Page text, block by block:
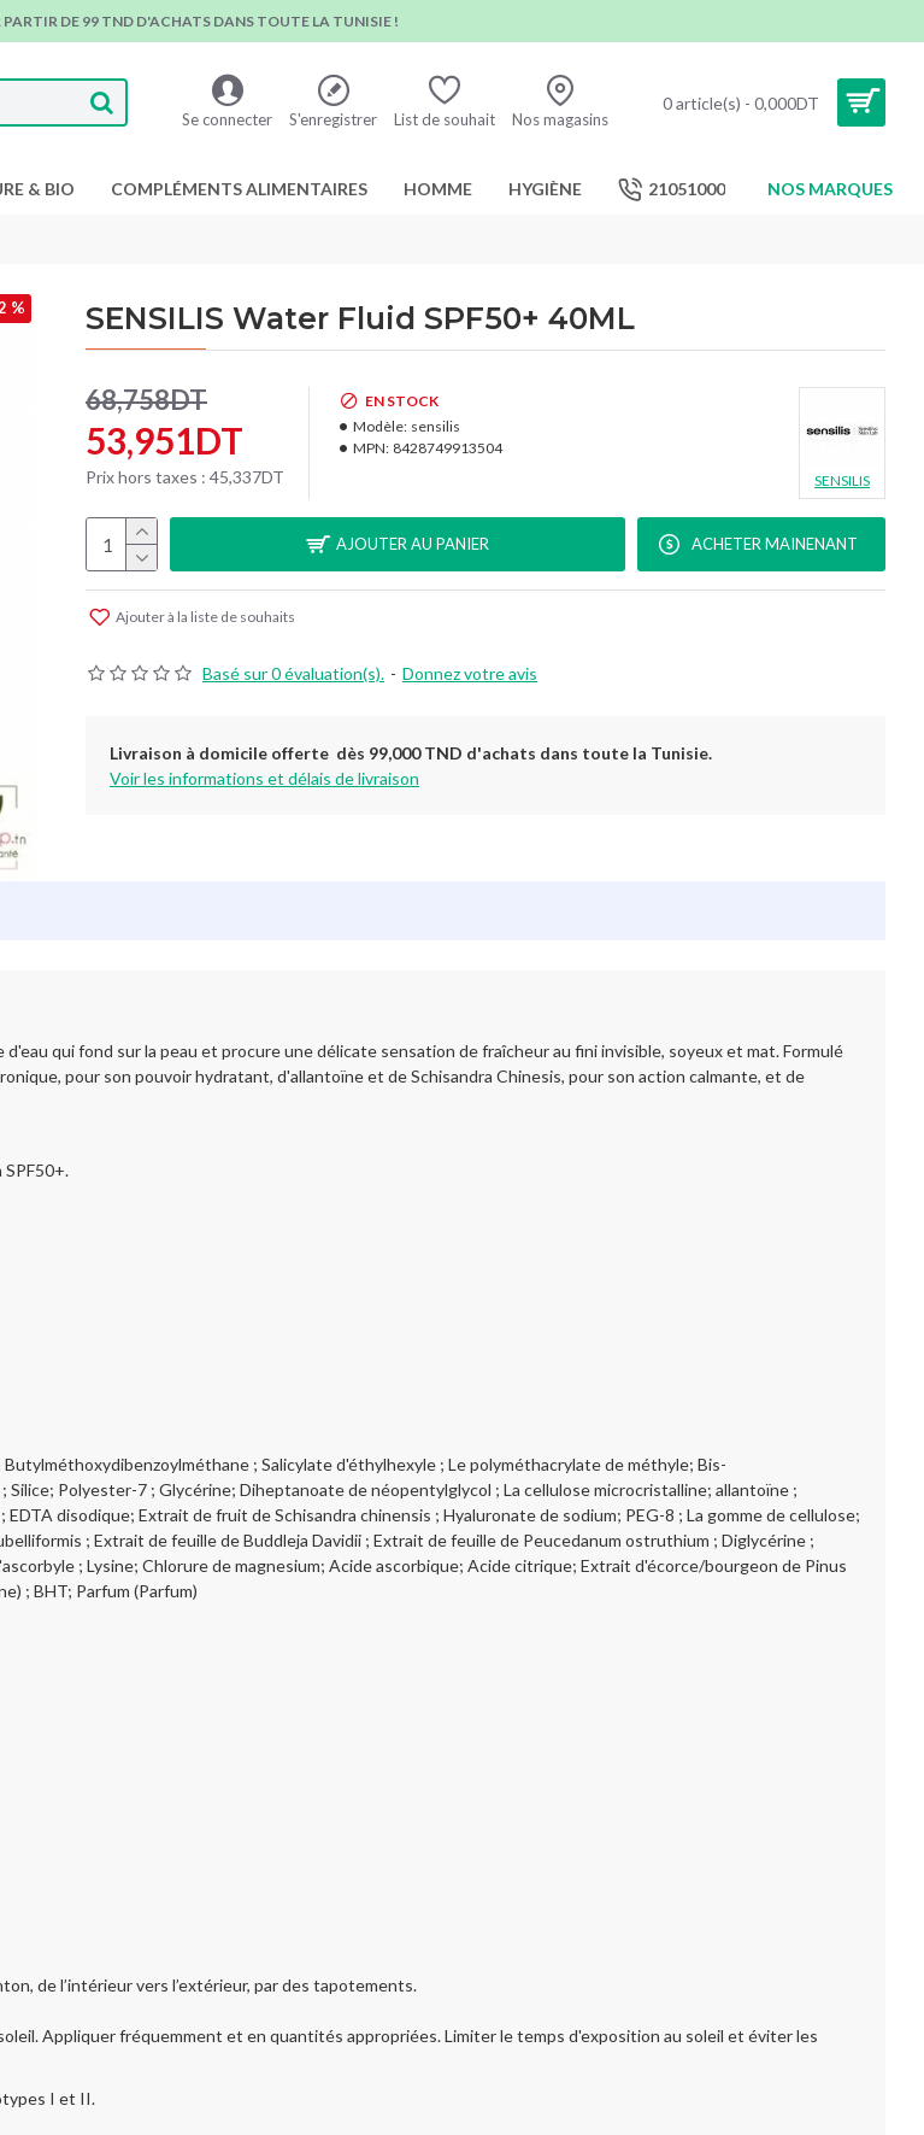
DE 99 TND D'ACHATS DANS TOUTE LA TUNISIE !
Se connecter S'enregistrer List de souhait Nos magasins
0 article(s) - 0,000DT
& BIO COMPLÉMENTS ALIMENTAIRES HOMME HYGIÈNE 21051000 NOS MARQUES
% SENSILIS Water Fluid SPF50+ 40ML
Basé sur 0 évaluation(s). - Donnez votre avis
53,951DT
68,758DT
Prix hors taxes : 45,337DT
EN STOCK
Modèle: sensilis
MPN: 8428749913504
SENSILIS
AJOUTER AU PANIER ACHETER MAINENANT
Ajouter à la liste de souhaits
Livraison à domicile offerte dès 99,000 TND d'achats dans toute la Tunisie.
Voir les informations et délais de livraison
qui fond sur la peau et procure une délicate sensation de fraîcheur au fini invisible, soyeux et mat. Formulé
pour son pouvoir hydratant, d'allantoïne et de Schisandra Chinesis, pour son action calmante, et de
; Salicylate d'éthylhexyle ; Le polyméthacrylate de méthyle; Bis-
Polyester-7 ; Glycérine; Diheptanoate de néopentylglycol ; La cellulose microcristalline; allantoïne ;
disodique; Extrait de fruit de Schisandra chinensis ; Hyaluronate de sodium; PEG-8 ; La gomme de cellulose;
; Extrait de feuille de Buddleja Davidii ; Extrait de feuille de Peucedanum ostruthium ; Diglycérine ;
; Lysine; Chlorure de magnesium; Acide ascorbique; Acide citrique; Extrait d'écorce/bourgeon de Pinus
; BHT; Parfum (Parfum)
de l’intérieur vers l’extérieur, par des tapotements.
Appliquer fréquemment et en quantités appropriées. Limiter le temps d'exposition au soleil et éviter les
I et II.